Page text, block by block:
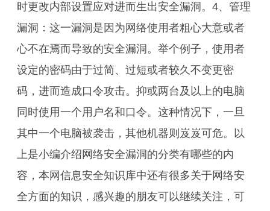
时更改内部设置应对进而生出安全漏洞。4、管理
漏洞：这一漏洞是因为网络使用者粗心大意或者
心不在焉而导致的安全漏洞。举个例子，使用者
设定的密码由于过简、过短或者较久不变更密
码，进而造成口令攻击。抑或两台及以上的电脑
同时使用一个用户名和口令。这种情况下，一旦
其中一个电脑被袭击，其他机器则岌岌可危。以
上是小编介绍网络安全漏洞的分类有哪些的内
容，本网信息安全知识库中还有很多关于网络安
全方面的知识，感兴趣的朋友可以继续关注，可